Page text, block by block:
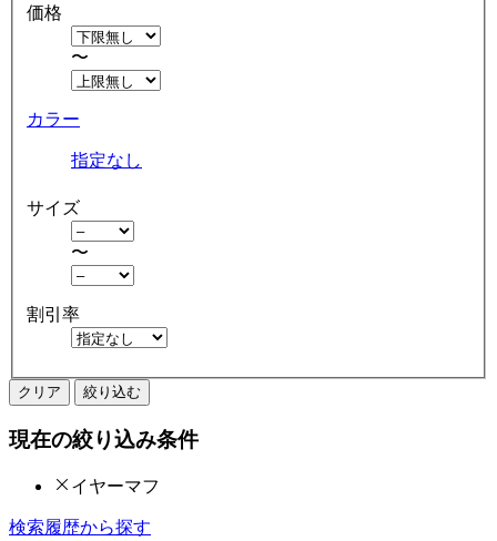
価格
〜
カラー
指定なし
サイズ
〜
割引率
クリア 絞り込む
現在の絞り込み条件
イヤーマフ
検索履歴から探す